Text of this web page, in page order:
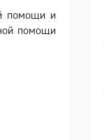
помощи и
помощи